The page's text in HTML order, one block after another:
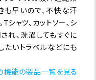
も早いので、不快な汗
シャツ、カットソー、シ
れ、洗濯してもすぐに
たいトラベルなどにも
機能の製品一覧を見る